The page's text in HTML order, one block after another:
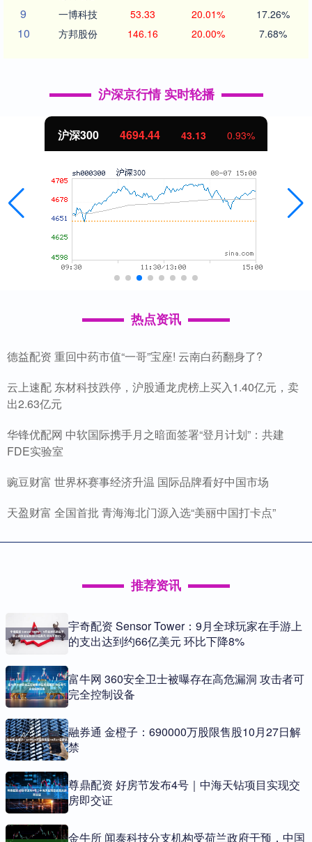
9 一博科技 53.33 20.01% 17.26%
10 方邦股份 146.16 20.00% 7.68%
沪深京行情 实时轮播
北证50 1134.24 11.37 1.01%
热点资讯
德益配资 重回中药市值“一哥”宝座! 云南白药翻身了?
云上速配 东材科技跌停，沪股通龙虎榜上买入1.40亿元，卖
出2.63亿元
华锋优配网 中软国际携手月之暗面签署“登月计划”：共建
FDE实验室
豌豆财富 世界杯赛事经济升温 国际品牌看好中国市场
天盈财富 全国首批 青海海北门源入选“美丽中国打卡点”
推荐资讯
宇奇配资 Sensor Tower：9月全球玩家在手游上
的支出达到约66亿美元 环比下降8%
富牛网 360安全卫士被曝存在高危漏洞 攻击者可
完全控制设备
融券通 金橙子：690000万股限售股10月27日解
禁
尊鼎配资 好房节发布4号｜中海天钻项目实现交
房即交证
金牛所 闻泰科技分支机构受荷兰政府干预，中国